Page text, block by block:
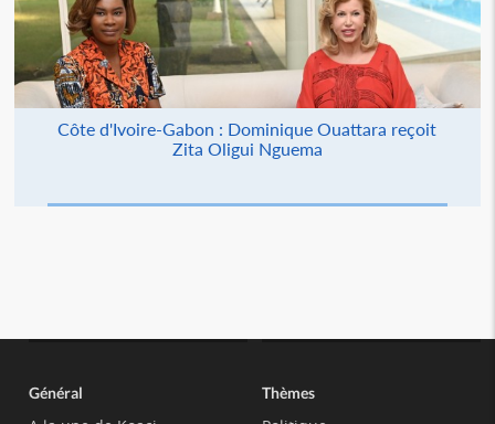
Côte d'Ivoire-Gabon : Dominique Ouattara reçoit
Zita Oligui Nguema
Général Thèmes